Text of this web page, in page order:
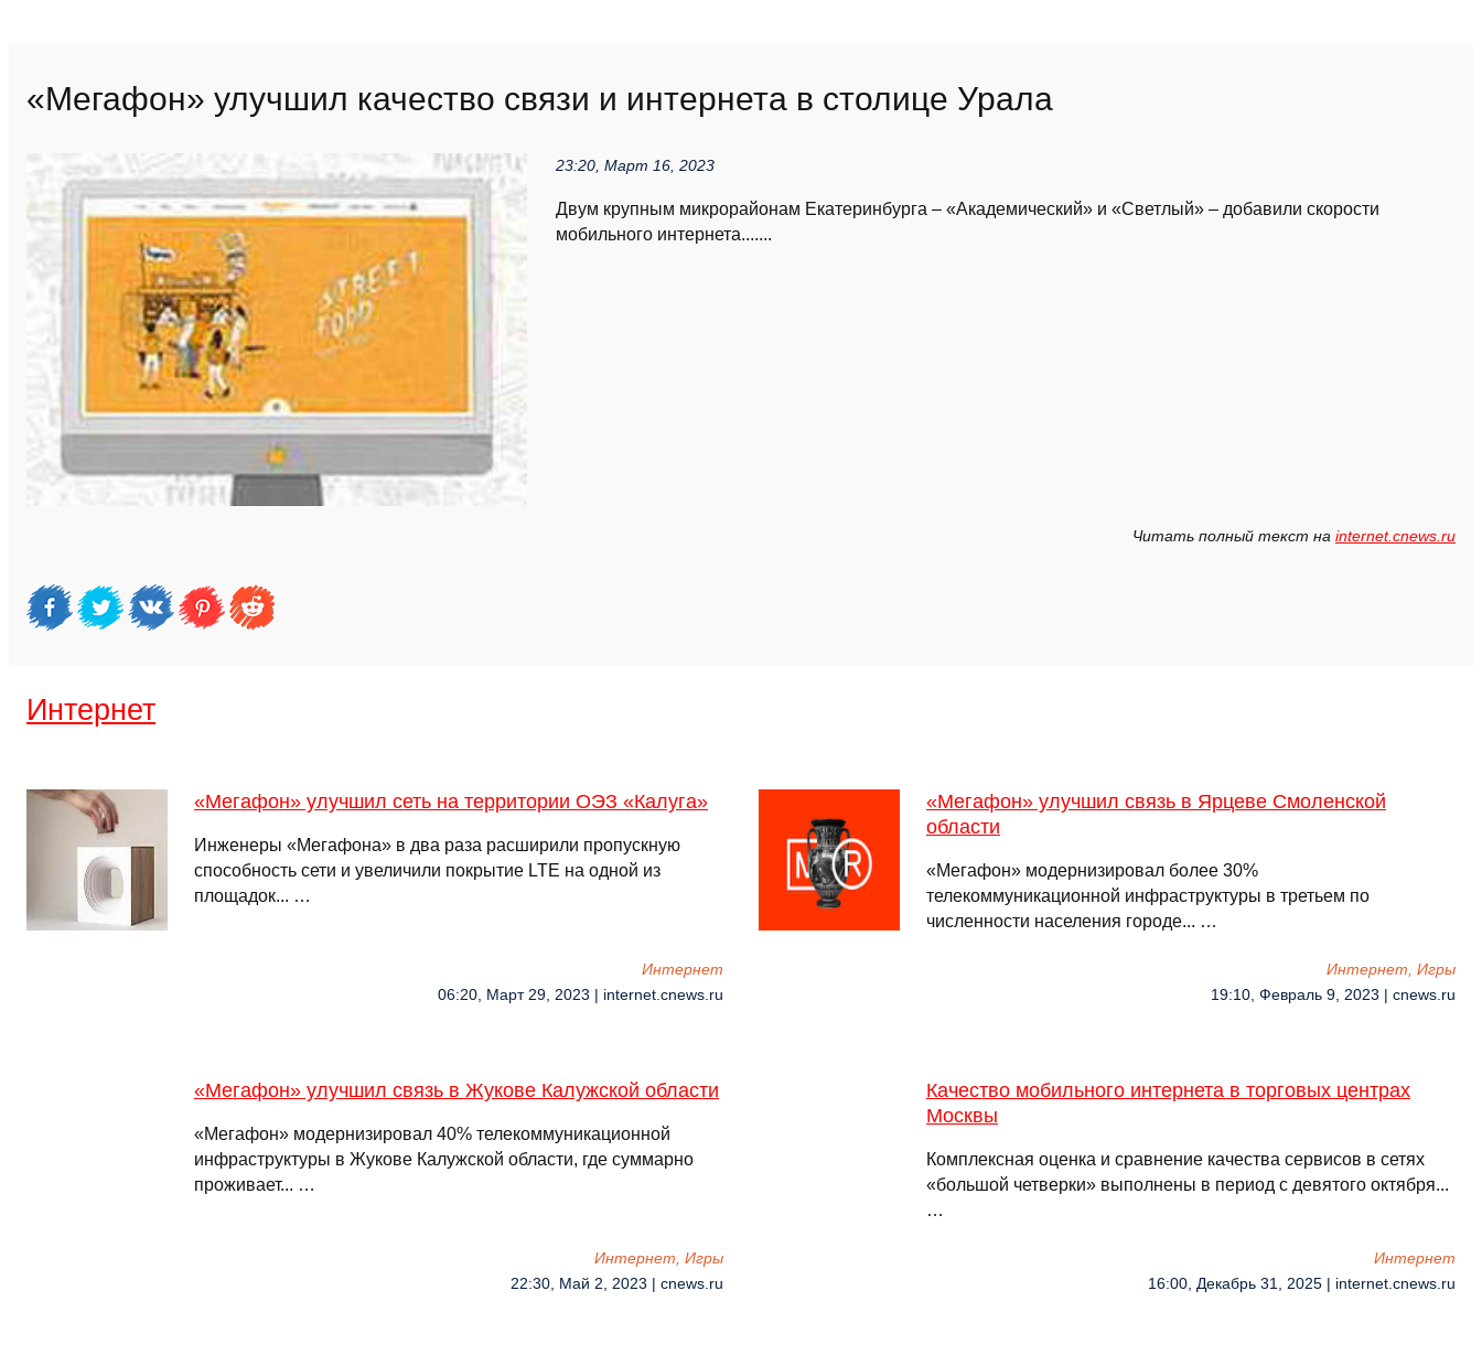
«Мегафон» улучшил качество связи и интернета в столице Урала
23:20, Март 16, 2023
Двум крупным микрорайонам Екатеринбурга – «Академический» и «Светлый» – добавили скорости
мобильного интернета.......
Читать полный текст на internet.cnews.ru
Интернет
«Мегафон» улучшил сеть на территории ОЭЗ «Калуга»
Инженеры «Мегафона» в два раза расширили пропускную
способность сети и увеличили покрытие LTE на одной из
площадок... …
Интернет
06:20, Март 29, 2023 | internet.cnews.ru
«Мегафон» улучшил связь в Ярцеве Смоленской
области
«Мегафон» модернизировал более 30%
телекоммуникационной инфраструктуры в третьем по
численности населения городе... …
Интернет, Игры
19:10, Февраль 9, 2023 | cnews.ru
«Мегафон» улучшил связь в Жукове Калужской области
«Мегафон» модернизировал 40% телекоммуникационной
инфраструктуры в Жукове Калужской области, где суммарно
проживает... …
Интернет, Игры
22:30, Май 2, 2023 | cnews.ru
Качество мобильного интернета в торговых центрах
Москвы
Комплексная оценка и сравнение качества сервисов в сетях
«большой четверки» выполнены в период с девятого октября...
…
Интернет
16:00, Декабрь 31, 2025 | internet.cnews.ru